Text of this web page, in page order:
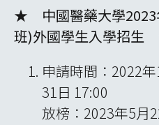
★ 中國醫藥大學
班)外國學生入學招生
申請時間：2022
31日 17:00
放榜：2023年5月